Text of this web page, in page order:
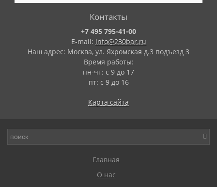
Контакты
+7 495 795-41-00
E-mail: info@230bar.ru
Наш адрес: Москва, ул. Яхромская д.3 подъезд 3
Время работы:
пн-чт: с 9 до 17
пт: с 9 до 16
Карта сайта
Главная
О нас